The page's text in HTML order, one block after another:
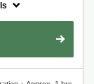
トリートメント
けします。